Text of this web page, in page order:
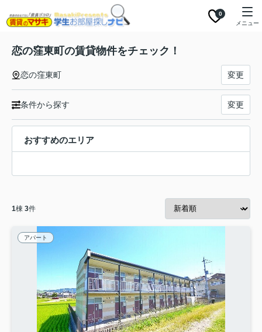
0
メニュー
恋の窪東町の賃貸物件をチェック！
恋の窪東町 変更
条件から探す 変更
おすすめのエリア
1棟 3件
アパート